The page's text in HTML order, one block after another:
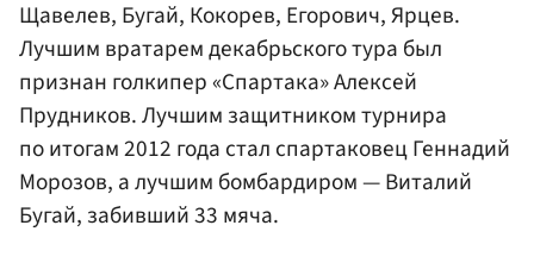
Щавелев, Бугай, Кокорев, Егорович, Ярцев.
Лучшим вратарем декабрьского тура был
признан голкипер «Спартака» Алексей
Прудников. Лучшим защитником турнира
по итогам 2012 года стал спартаковец Геннадий
Морозов, а лучшим бомбардиром — Виталий
Бугай, забивший 33 мяча.